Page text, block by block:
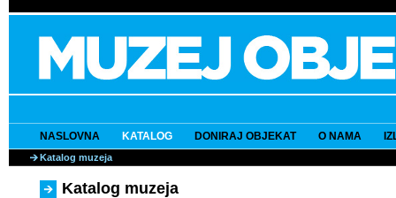
NASLOVNA KATALOG DONIRAJ OBJEKAT O NAMA
Katalog muzeja
Katalog muzeja